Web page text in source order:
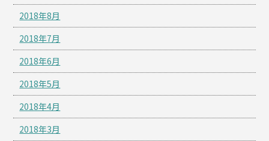
2018年8月
2018年7月
2018年6月
2018年5月
2018年4月
2018年3月